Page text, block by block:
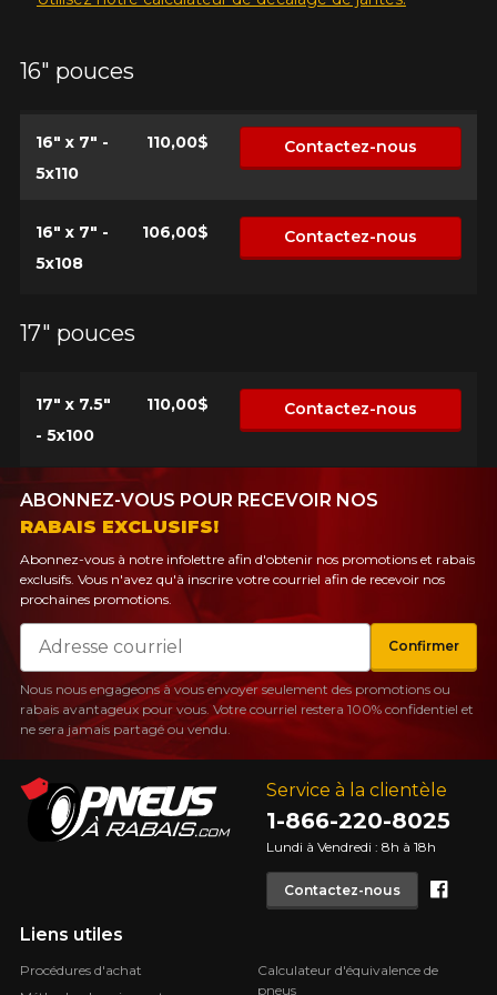
16" pouces
16" x 7" -
5x110
110,00$ Contactez-nous
16" x 7" -
5x108
106,00$ Contactez-nous
17" pouces
17" x 7.5"
- 5x100
110,00$ Contactez-nous
Service à la clientèle
1-866-220-8025
Lundi à Vendredi : 8h à 18h
Contactez-nous
Liens utiles
Procédures d'achat
Calculateur d'équivalence de
pneus
ABONNEZ-VOUS POUR RECEVOIR NOS
RABAIS EXCLUSIFS!
Abonnez-vous à notre infolettre afin d'obtenir nos promotions et rabais
exclusifs. Vous n'avez qu'à inscrire votre courriel afin de recevoir nos
prochaines promotions.
Courriel
Confirmer
Nous nous engageons à vous envoyer seulement des promotions ou
rabais avantageux pour vous. Votre courriel restera 100% confidentiel et
ne sera jamais partagé ou vendu.